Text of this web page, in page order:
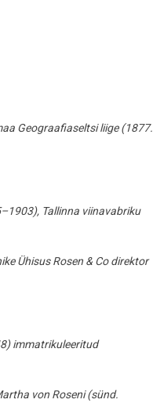
Geograafiaseltsi liige (1877.
Tallinna viinavabriku
Ühisus Rosen & Co direktor
immatrikuleeritud
von Roseni (sünd.